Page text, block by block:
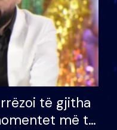
të gjitha
më të